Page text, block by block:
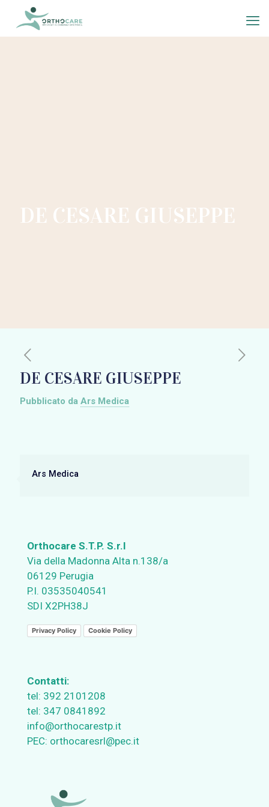
DE CESARE GIUSEPPE
DE CESARE GIUSEPPE
Pubblicato da Ars Medica
Ars Medica
Orthocare S.T.P. S.r.l
Via della Madonna Alta n.138/a
06129 Perugia
P.I. 03535040541
SDI X2PH38J
Privacy Policy Cookie Policy
Contatti:
tel: 392 2101208
tel: 347 0841892
info@orthocarestp.it
PEC: orthocaresrl@pec.it